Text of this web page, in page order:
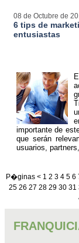
08 de Octubre de
6 tips de
entusiastas
importante de
que serán
usuarios,
P�ginas< 123456
25262728293031